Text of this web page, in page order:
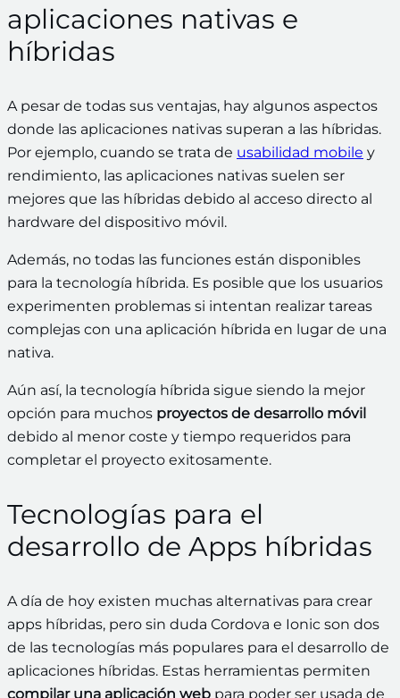
aplicaciones nativas e
híbridas
A pesar de todas sus ventajas, hay algunos aspectos
donde las aplicaciones nativas superan a las híbridas.
Por ejemplo, cuando se trata de usabilidad mobile y
rendimiento, las aplicaciones nativas suelen ser
mejores que las híbridas debido al acceso directo al
hardware del dispositivo móvil.
Además, no todas las funciones están disponibles
para la tecnología híbrida. Es posible que los usuarios
experimenten problemas si intentan realizar tareas
complejas con una aplicación híbrida en lugar de una
nativa.
Aún así, la tecnología híbrida sigue siendo la mejor
opción para muchos proyectos de desarrollo móvil
debido al menor coste y tiempo requeridos para
completar el proyecto exitosamente.
Tecnologías para el
desarrollo de Apps híbridas
A día de hoy existen muchas alternativas para crear
apps híbridas, pero sin duda Cordova e Ionic son dos
de las tecnologías más populares para el desarrollo de
aplicaciones híbridas. Estas herramientas permiten
compilar una aplicación web para poder ser usada de